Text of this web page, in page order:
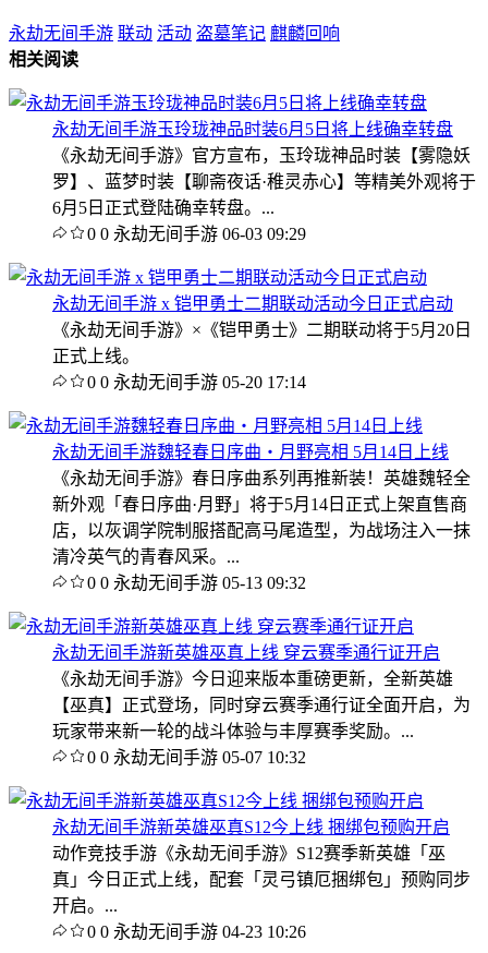
永劫无间手游 联动 活动 盗墓笔记 麒麟回响
相关阅读
永劫无间手游玉玲珑神品时装6月5日将上线确幸转盘
《永劫无间手游》官方宣布，玉玲珑神品时装【雾隐妖
罗】、蓝梦时装【聊斋夜话·稚灵赤心】等精美外观将于
6月5日正式登陆确幸转盘。...
0 0 永劫无间手游 06-03 09:29
永劫无间手游 x 铠甲勇士二期联动活动今日正式启动
《永劫无间手游》×《铠甲勇士》二期联动将于5月20日
正式上线。
0 0 永劫无间手游 05-20 17:14
永劫无间手游魏轻春日序曲・月野亮相 5月14日上线
《永劫无间手游》春日序曲系列再推新装！英雄魏轻全
新外观「春日序曲·月野」将于5月14日正式上架直售商
店，以灰调学院制服搭配高马尾造型，为战场注入一抹
清冷英气的青春风采。...
0 0 永劫无间手游 05-13 09:32
永劫无间手游新英雄巫真上线 穿云赛季通行证开启
《永劫无间手游》今日迎来版本重磅更新，全新英雄
【巫真】正式登场，同时穿云赛季通行证全面开启，为
玩家带来新一轮的战斗体验与丰厚赛季奖励。...
0 0 永劫无间手游 05-07 10:32
永劫无间手游新英雄巫真S12今上线 捆绑包预购开启
动作竞技手游《永劫无间手游》S12赛季新英雄「巫
真」今日正式上线，配套「灵弓镇厄捆绑包」预购同步
开启。...
0 0 永劫无间手游 04-23 10:26